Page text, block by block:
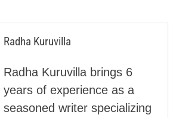
Radha Kuruvilla
Radha Kuruvilla brings 6
years of experience as a
seasoned writer specializing